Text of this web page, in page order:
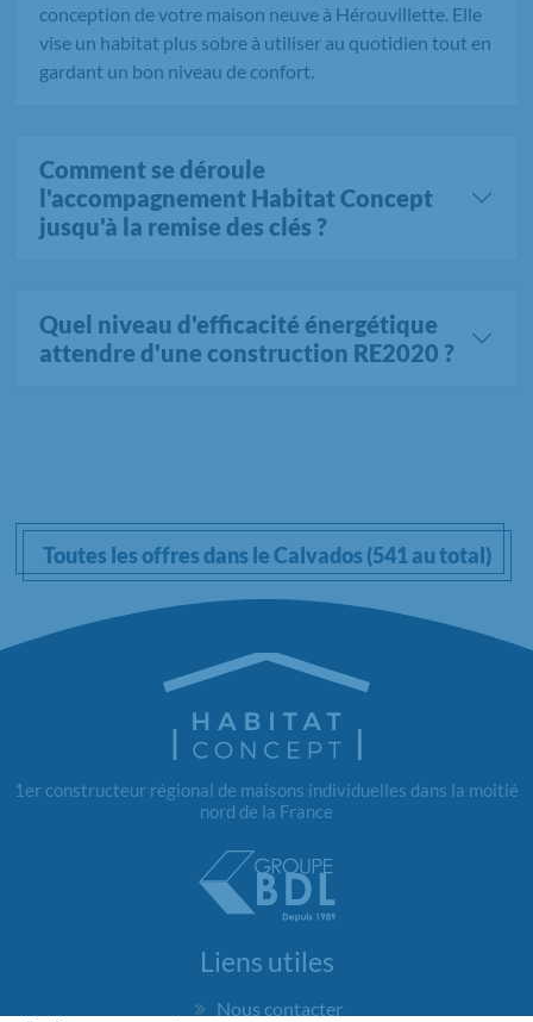
conception de votre maison neuve à Hérouvillette. Elle
vise un habitat plus sobre à utiliser au quotidien tout en
gardant un bon niveau de confort.
Comment se déroule
l'accompagnement Habitat Concept
jusqu'à la remise des clés ?
Quel niveau d'efficacité énergétique
attendre d'une construction RE2020 ?
Toutes les offres dans le Calvados (541 au total)
1er constructeur régional de maisons individuelles dans la moitié
nord de la France
Liens utiles
Nous contacter